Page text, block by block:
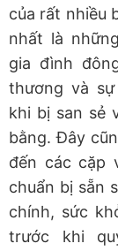
của rất nhiều
nhất là
gia đình
thương và
khi bị san sẻ
bằng. Đây
đến các cặp
chuẩn bị sẵn
chính, sức
trước khi